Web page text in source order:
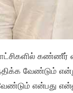
கண்ணீர்
வேண்டும்
என்பது